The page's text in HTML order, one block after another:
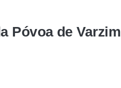
Póvoa de Varzim